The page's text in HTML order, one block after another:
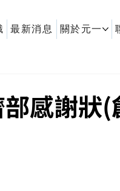
最新消息 關於元一
感謝狀